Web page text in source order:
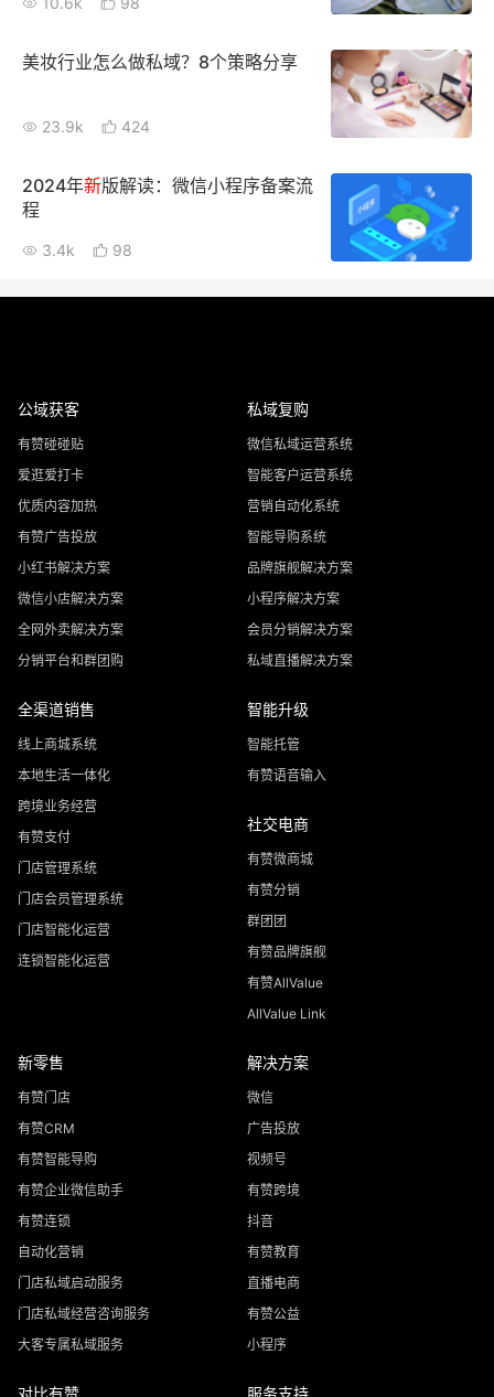
美妆行业怎么做私域？8个策略分享
23.9k 424
2024年新版解读：微信小程序备案流
程
3.4k 98
公域获客
有赞碰碰贴
爱逛爱打卡
优质内容加热
有赞广告投放
小红书解决方案
微信小店解决方案
全网外卖解决方案
分销平台和群团购
私域复购
微信私域运营系统
智能客户运营系统
营销自动化系统
智能导购系统
品牌旗舰解决方案
小程序解决方案
会员分销解决方案
私域直播解决方案
全渠道销售
线上商城系统
本地生活一体化
跨境业务经营
有赞支付
门店管理系统
门店会员管理系统
门店智能化运营
连锁智能化运营
智能升级
智能托管
有赞语音输入
社交电商
有赞微商城
有赞分销
群团团
有赞品牌旗舰
有赞AllValue
AllValue Link
新零售
有赞门店
有赞CRM
有赞智能导购
有赞企业微信助手
有赞连锁
自动化营销
门店私域启动服务
门店私域经营咨询服务
大客专属私域服务
解决方案
微信
广告投放
视频号
有赞跨境
抖音
有赞教育
直播电商
有赞公益
小程序
对比有赞 服务支持